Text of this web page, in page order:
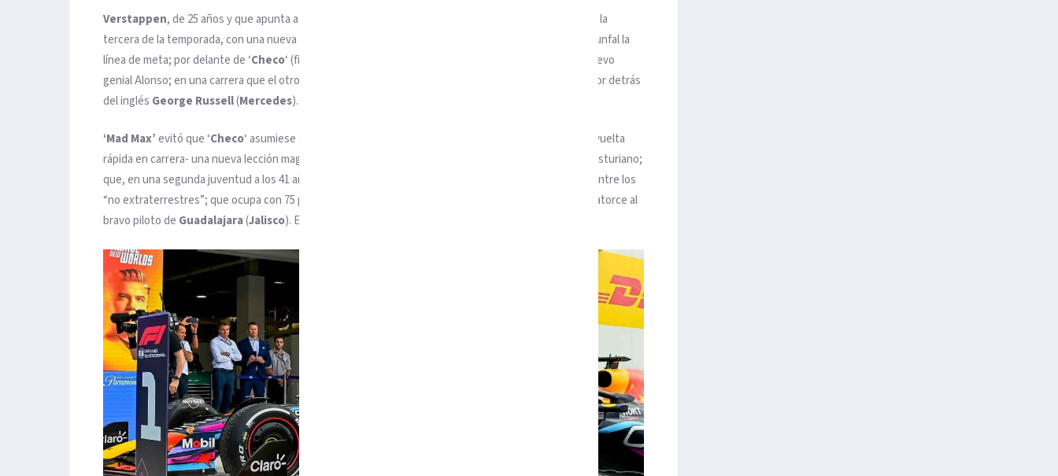
Verstappen, de 25 años y que apunta a un tercer título seguido, logró su victoria número 38 en la
, la
tercera de la temporada, con una nueva exhibición -tras haber arrancado noveno- con la que cruzó triunfal la
línea de meta; por delante de ‘Checo‘ (firmando el cuarto ‘doblete’ del año para
) y del de nuevo
genial Alonso; en una carrera que el otro español,
acabó en quinta posición, por detrás
del inglés George Russell(Mercedes).
‘Mad Max’evitó que ‘Checo‘ asumiese el mando del certamen y completó -añadiendo a su triunfo la vuelta
rápida en carrera- una nueva lección magistral de pilotaje a la que se sumó el doble campeón mundial asturiano;
que, en una segunda juventud a los 41 años, confirmó la tercera plaza del campeonato, la primera de entre los
“no extraterrestres”; que ocupa con 75 puntos, 44 menos que el neerlandés: que ahora aventaja en catorce al
bravo piloto de Guadalajara(Jalisco). En una